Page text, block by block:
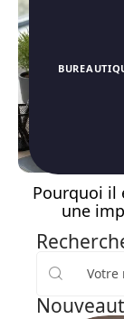
Pourquoi il
une